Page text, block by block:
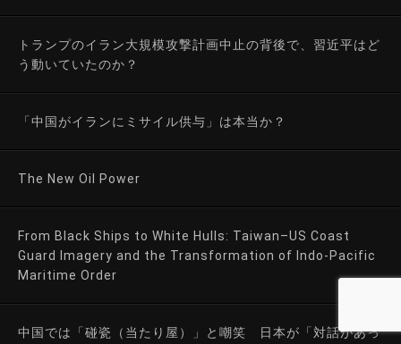
トランプのイラン大規模攻撃計画中止の背後で、習近平はど
う動いていたのか？
「中国がイランにミサイル供与」は本当か？
The New Oil Power
From Black Ships to White Hulls: Taiwan–US Coast
Guard Imagery and the Transformation of Indo-Pacific
Maritime Order
中国では「碰瓷（当たり屋）」と嘲笑 日本が「対話があっ